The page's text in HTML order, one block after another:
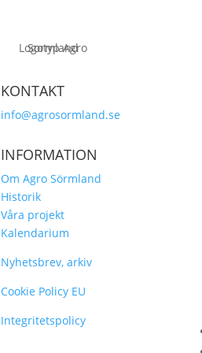
KONTAKT
info@agrosormland.se
INFORMATION
Om Agro Sörmland
Historik
Våra projekt
Kalendarium
Nyhetsbrev, arkiv
Cookie Policy EU
Integritetspolicy